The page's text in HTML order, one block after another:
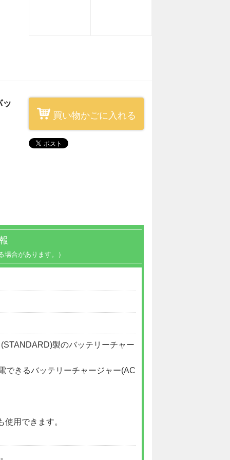
買い物かごに入れる
合があります。）
製のバッテリーチャー
できるバッテリーチャージャー(AC
用できます。